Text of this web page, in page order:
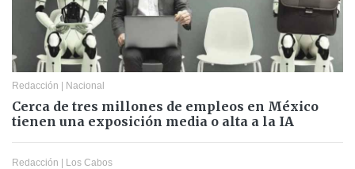
Redacción | Nacional
Cerca de tres millones de empleos en México
tienen una exposición media o alta a la IA
Redacción | Los Cabos